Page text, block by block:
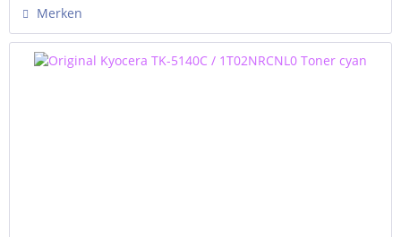
Merken